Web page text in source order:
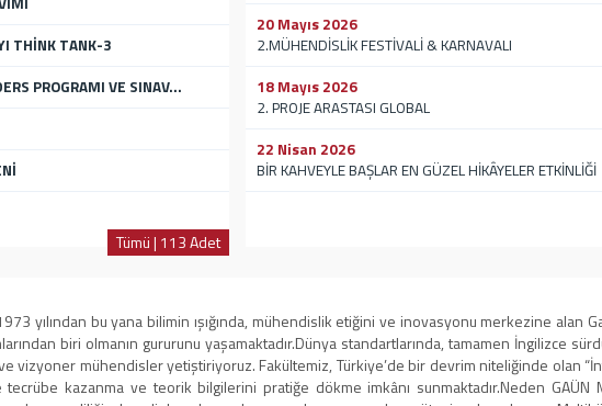
THİNK TANK-3
PROGRAMI VE SINAV...
Tümü | 113 Adet
20 Mayıs 2026
2.MÜHENDİSLİK FESTİVALİ & KARNAVALI
18 Mayıs 2026
2. PROJE ARASTASI GLOBAL
22 Nisan 2026
BİR KAHVEYLE BAŞLAR EN GÜZEL HİKÂYELER ETKİNLİĞİ
yılından bu yana bilimin ışığında, mühendislik etiğini ve inovasyonu merkezine alan
biri olmanın gururunu yaşamaktadır. ​Dünya standartlarında, tamamen İngilizce
vizyoner mühendisler yetiştiriyoruz. Fakültemiz, Türkiye’de bir devrim niteliğinde olan
kazanma ve teorik bilgilerini pratiğe dökme imkânı sunmaktadır. ​Neden GAÜN